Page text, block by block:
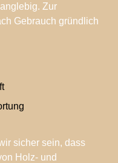
Zur
Gebrauch gründlich
sicher sein, dass
Holz- und